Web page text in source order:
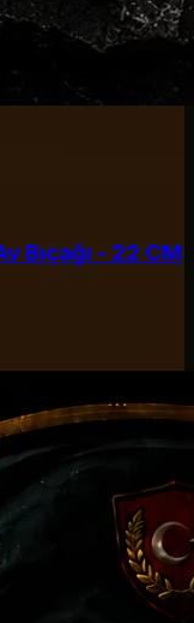
Bıçağı - 22 CM